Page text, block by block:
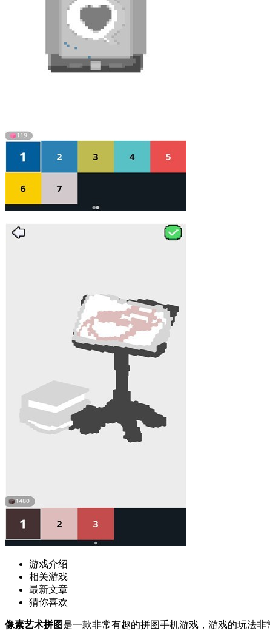
游戏介绍
相关游戏
最新文章
猜你喜欢
像素艺术拼图是一款非常有趣的拼图手机游戏，游戏的玩法